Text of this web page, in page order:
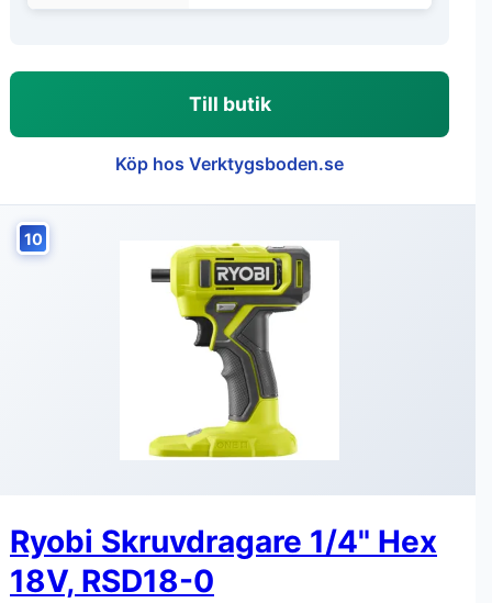
Till butik
Köp hos Verktygsboden.se
10
Ryobi Skruvdragare 1/4" Hex
18V, RSD18-0